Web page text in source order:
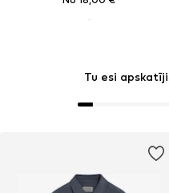
Tu esi